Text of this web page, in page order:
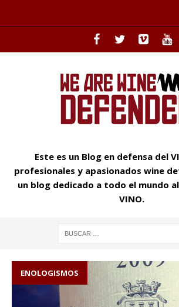
Este es un Blog en defensa del
profesionales y apasionados wine
un blog dedicado a todo el mundo
VINO.
ENOLOGISMOS